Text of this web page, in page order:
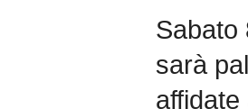
Sabato
sarà